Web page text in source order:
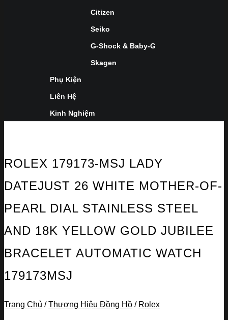
Citizen
Seiko
G-Shock & Baby-G
Skagen
Phụ Kiện
Liên Hệ
Kinh Nghiệm
ROLEX 179173-MSJ LADY
DATEJUST 26 WHITE MOTHER-OF-
PEARL DIAL STAINLESS STEEL
AND 18K YELLOW GOLD JUBILEE
BRACELET AUTOMATIC WATCH
179173MSJ
Trang Chủ / Thương Hiệu Đồng Hồ / Rolex